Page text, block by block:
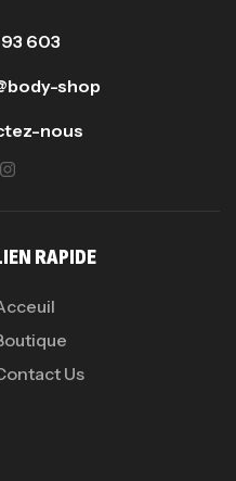
603
shop
nous
RAPIDE
Us